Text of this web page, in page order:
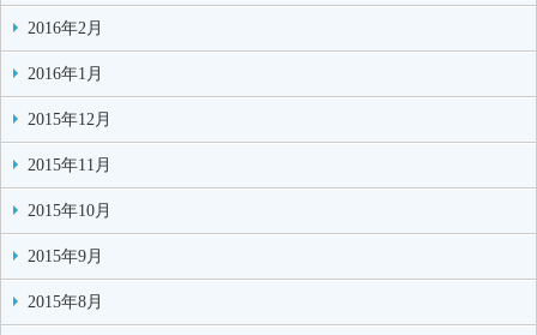
2016年2月
2016年1月
2015年12月
2015年11月
2015年10月
2015年9月
2015年8月